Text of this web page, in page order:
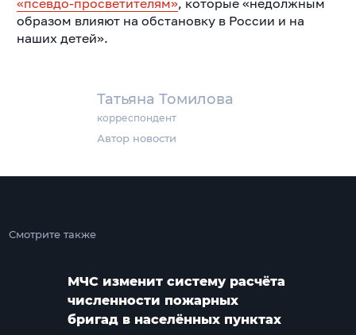
Татьяна Томилова
корреспондент
Автор новости
«псевдо-просветителям», которые «недолжным
образом влияют на обстановку в России и на
наших детей».
Смотрите также
МЧС изменит систему расчёта
численности пожарных
бригад в населённых пунктах